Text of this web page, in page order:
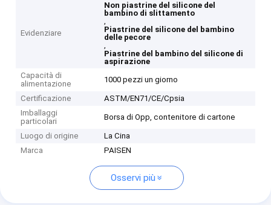
Evidenziare
Non piastrine del silicone del
bambino di slittamento
,
Piastrine del silicone del bambino
delle pecore
,
Piastrine del bambino del silicone di
aspirazione
Capacità di
alimentazione
1000 pezzi un giorno
Certificazione
ASTM/EN71/CE/Cpsia
Imballaggi
particolari
Borsa di Opp, contenitore di cartone
Luogo di origine
La Cina
Marca
PAISEN
Osservi più